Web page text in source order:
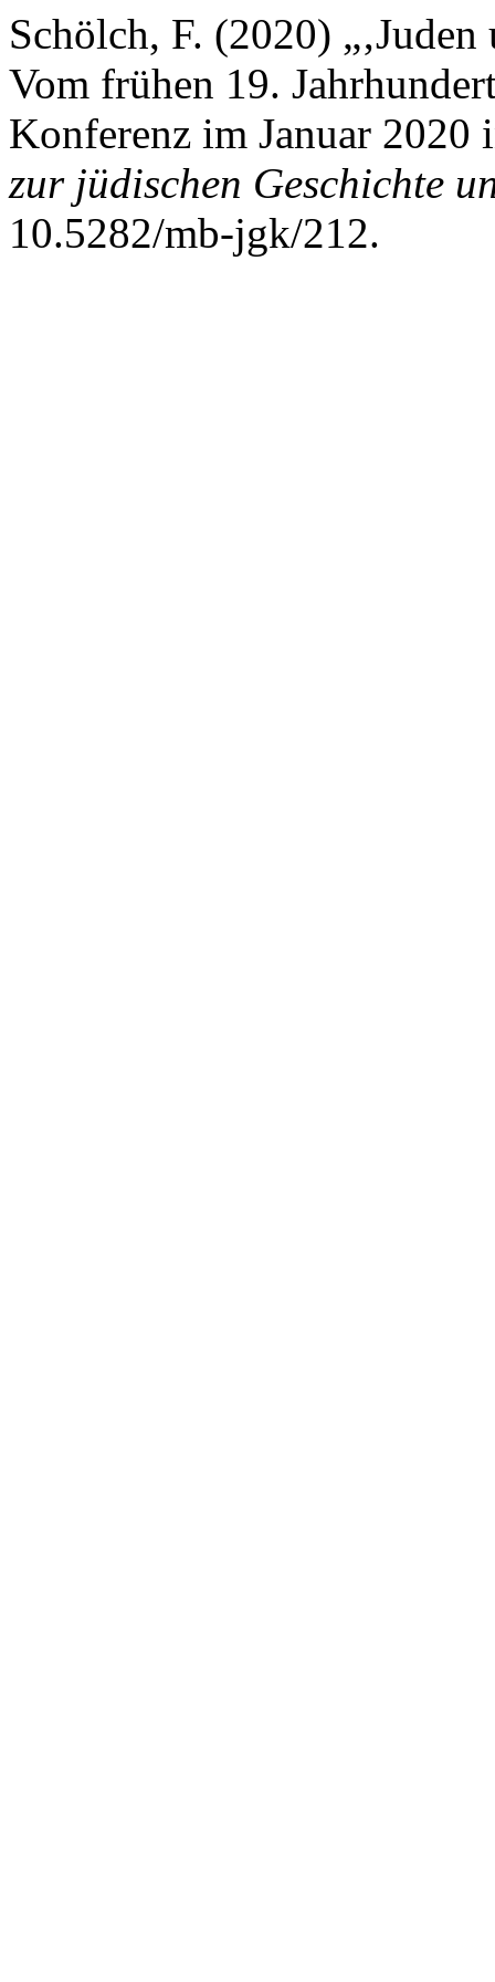
Schölch, F. (2020)
Vom frühen 19.
Konferenz im Januar
zur jüdischen Geschichte
10.5282/mb-jgk/212.